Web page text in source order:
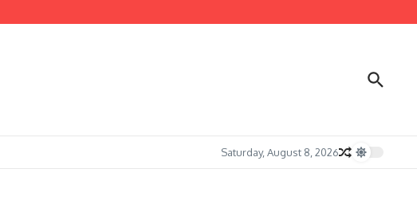
Saturday, August 8, 2026